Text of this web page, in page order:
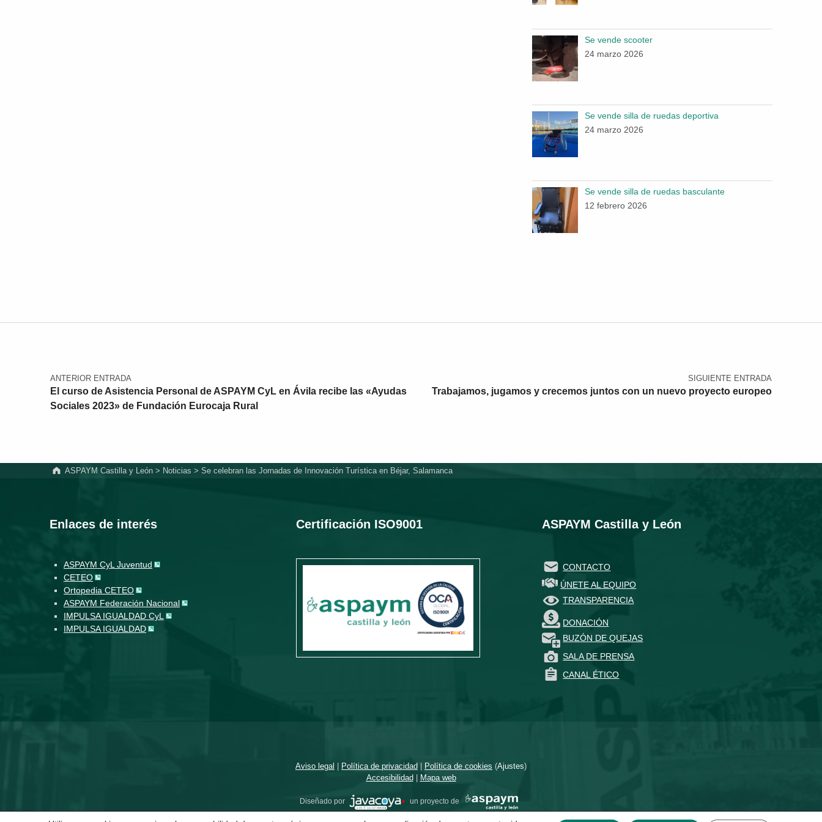
Se vende scooter
24 marzo 2026
Se vende silla de ruedas deportiva
24 marzo 2026
Se vende silla de ruedas basculante
12 febrero 2026
Navegación de entradas
ANTERIOR ENTRADA
El curso de Asistencia Personal de ASPAYM CyL en Ávila recibe las «Ayudas
Sociales 2023» de Fundación Eurocaja Rural
SIGUIENTE ENTRADA
Trabajamos, jugamos y crecemos juntos con un nuevo proyecto europeo
ASPAYM Castilla y León> Noticias > Se celebran las Jornadas de Innovación Turística en Béjar, Salamanca
Enlaces de interés
ASPAYM CyL Juventud
CETEO
Ortopedia CETEO
ASPAYM Federación Nacional
IMPULSA IGUALDAD CyL
IMPULSA IGUALDAD
Certificación ISO9001 ASPAYM Castilla y León
CONTACTO
ÚNETE AL EQUIPO
TRANSPARENCIA
DONACIÓN
BUZÓN DE QUEJAS
SALA DE PRENSA
CANAL ÉTICO
Aviso legal Política de privacidad Política de cookies (Ajustes)
Accesibilidad
Mapa web
Diseñado por un proyecto de